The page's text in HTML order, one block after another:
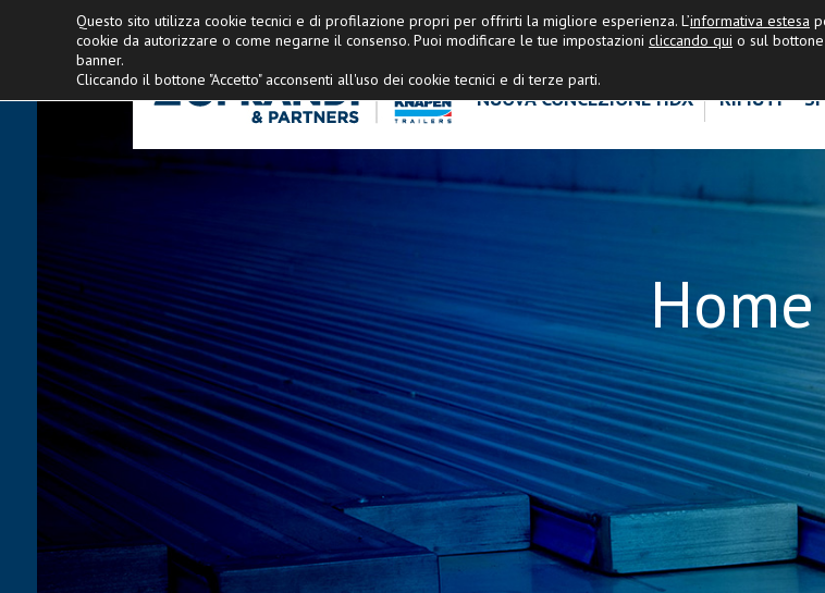
Concessionario esclusivo Knapen Italia
NUOVA CONCEZIONE HDX RIFIUTI
Home
Questo sito utilizza cookie tecnici e di profilazione propri per offrirti la migliore esperienza. L’informativa estesa
cookie da autorizzare o come negarne il consenso. Puoi modificare le tue impostazioni cliccando qui o sul
banner.
Cliccando il bottone "Accetto" acconsenti all'uso dei cookie tecnici e di terze parti.